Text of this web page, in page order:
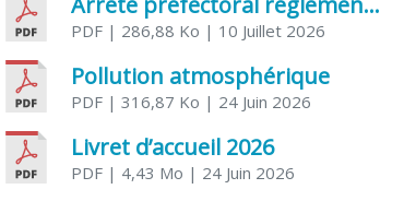
PDF | 286,88 Ko | 10 Juillet 2026
Pollution atmosphérique
PDF | 316,87 Ko | 24 Juin 2026
Livret d’accueil 2026
PDF | 4,43 Mo | 24 Juin 2026